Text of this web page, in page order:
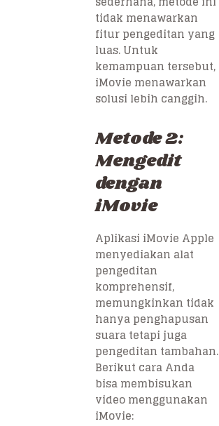
tidak menawarkan
fitur pengeditan yang
luas. Untuk
kemampuan tersebut,
iMovie menawarkan
solusi lebih canggih.
Metode 2:
Mengedit
dengan
iMovie
Aplikasi iMovie Apple
menyediakan alat
pengeditan
komprehensif,
memungkinkan tidak
hanya penghapusan
suara tetapi juga
pengeditan tambahan.
Berikut cara Anda
bisa membisukan
video menggunakan
iMovie: